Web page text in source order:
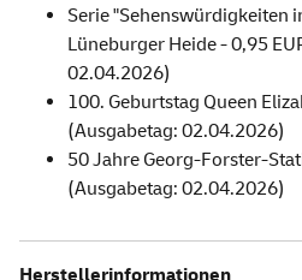
Serie "Sehenswürdigkeiten
Lüneburger Heide - 0,95
02.04.2026)
100. Geburtstag Queen
(Ausgabetag: 02.04.2026)
50 Jahre Georg-Forster-
(Ausgabetag: 02.04.2026)
Herstellerinformationen